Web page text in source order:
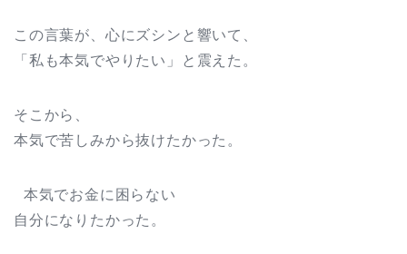
この言葉が、心にズシンと響いて、
「私も本気でやりたい」と震えた。
そこから、
本気で苦しみから抜けたかった。
本気でお金に困らない
自分になりたかった。